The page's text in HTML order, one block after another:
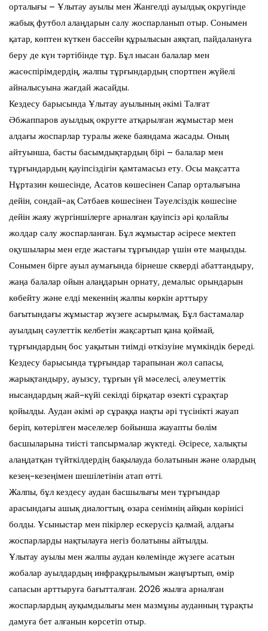
орталығы – Ұлытау ауылы мен Жангелді ауылдық округінде
жабық футбол алаңдарын салу жоспарланып отыр. Сонымен
қатар, көптен күткен бассейн құрылысын аяқтап, пайдалануға
беру де күн тәртібінде тұр. Бұл нысан балалар мен
жасөспірімдердің, жалпы тұрғындардың спортпен жүйелі
айналысуына жағдай жасайды.
Кездесу барысында Ұлытау ауылының әкімі Талғат
Әбжаппаров ауылдық округте атқарылған жұмыстар мен
алдағы жоспарлар туралы жеке баяндама жасады. Оның
айтуынша, басты басымдықтардың бірі – балалар мен
тұрғындардың қауіпсіздігін қамтамасыз ету. Осы мақсатта
Нұртазин көшесінде, Асатов көшесінен Сапар орталығына
дейін, сондай-ақ Сәтбаев көшесінен Тәуелсіздік көшесіне
дейін жаяу жүргіншілерге арналған қауіпсіз әрі қолайлы
жолдар салу жоспарланған. Бұл жұмыстар әсіресе мектеп
оқушылары мен егде жастағы тұрғындар үшін өте маңызды.
Сонымен бірге ауыл аумағында бірнеше скверді абаттандыру,
жаңа балалар ойын алаңдарын орнату, демалыс орындарын
көбейту және елді мекеннің жалпы көркін арттыру
бағытындағы жұмыстар жүзеге асырылмақ. Бұл бастамалар
ауылдың сәулеттік келбетін жақсартып қана қоймай,
тұрғындардың бос уақытын тиімді өткізуіне мүмкіндік береді.
Кездесу барысында тұрғындар тарапынан жол сапасы,
жарықтандыру, ауызсу, тұрғын үй мәселесі, әлеуметтік
нысандардың жай-күйі секілді бірқатар өзекті сұрақтар
қойылды. Аудан әкімі әр сұраққа нақты әрі түсінікті жауап
беріп, көтерілген мәселелер бойынша жауапты бөлім
басшыларына тиісті тапсырмалар жүктеді. Әсіресе, халықты
алаңдатқан түйткілдердің бақылауда болатынын және олардың
кезең-кезеңімен шешілетінін атап өтті.
Жалпы, бұл кездесу аудан басшылығы мен тұрғындар
арасындағы ашық диалогтың, өзара сенімнің айқын көрінісі
болды. Ұсыныстар мен пікірлер ескерусіз қалмай, алдағы
жоспарларды нақтылауға негіз болатыны айтылды.
Ұлытау ауылы мен жалпы аудан көлемінде жүзеге асатын
жобалар ауылдардың инфрақұрылымын жаңғыртып, өмір
сапасын арттыруға бағытталған. 2026 жылға арналған
жоспарлардың ауқымдылығы мен мазмұны ауданның тұрақты
дамуға бет алғанын көрсетіп отыр.